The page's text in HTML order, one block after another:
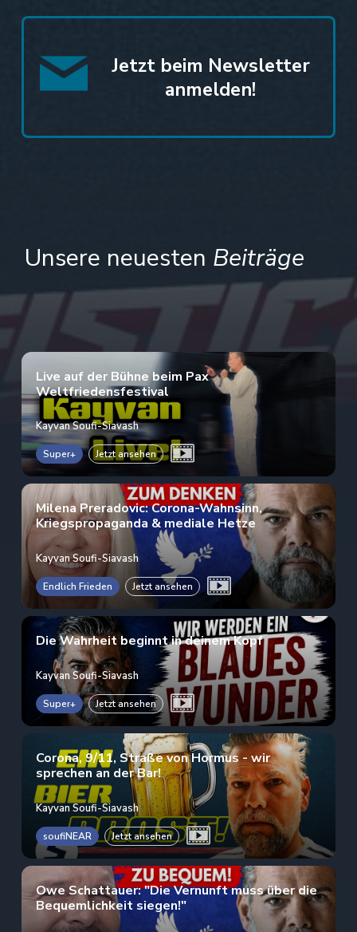
Jetzt beim Newsletter
anmelden!
Unsere neuesten Beiträge
Live auf der Bühne beim Pax
Weltfriedensfestival
Kayvan Soufi-Siavash
Super+ Jetzt ansehen
Milena Preradovic: Corona-Wahnsinn,
Kriegspropaganda & mediale Hetze
Kayvan Soufi-Siavash
Endlich Frieden Jetzt ansehen
Die Wahrheit beginnt in deinem Kopf
Kayvan Soufi-Siavash
Super+ Jetzt ansehen
Corona, 9/11, Straße von Hormus - wir
sprechen an der Bar!
Kayvan Soufi-Siavash
soufiNEAR Jetzt ansehen
Owe Schattauer: "Die Vernunft muss über die
Bequemlichkeit siegen!"